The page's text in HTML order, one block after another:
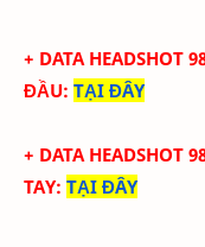
+ DATA HEADSHOT
ĐẦU: TẠI ĐÂY
+ DATA HEADSHOT
TAY: TẠI ĐÂY